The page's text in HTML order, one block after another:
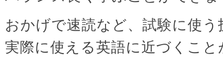
おかげで速読など、試験に使
実際に使える英語に近づくこ